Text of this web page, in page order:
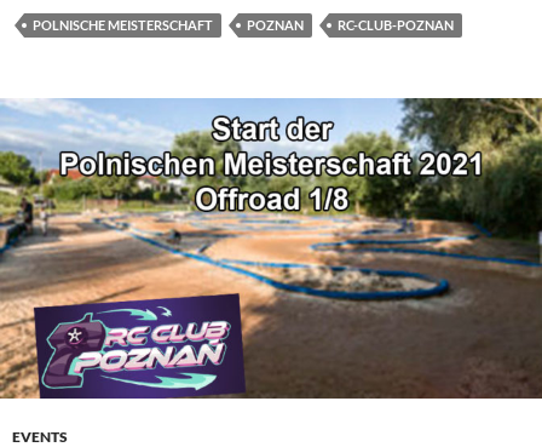
POLNISCHE MEISTERSCHAFT POZNAN RC-CLUB-POZNAN
EVENTS